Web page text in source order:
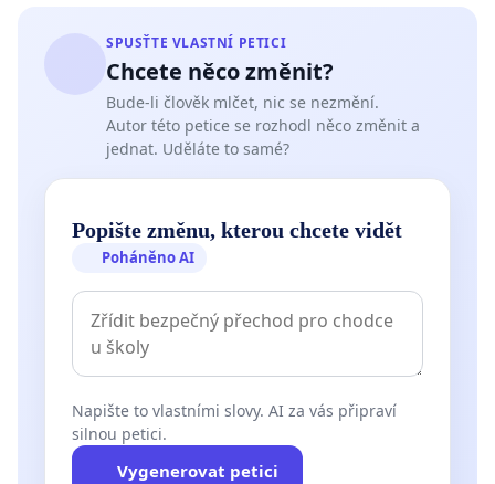
SPUSŤTE VLASTNÍ PETICI
Chcete něco změnit?
Bude-li člověk mlčet, nic se nezmění.
Autor této petice se rozhodl něco změnit a
jednat. Uděláte to samé?
Popište změnu, kterou chcete vidět
Poháněno AI
Napište to vlastními slovy. AI za vás připraví
silnou petici.
Vygenerovat petici